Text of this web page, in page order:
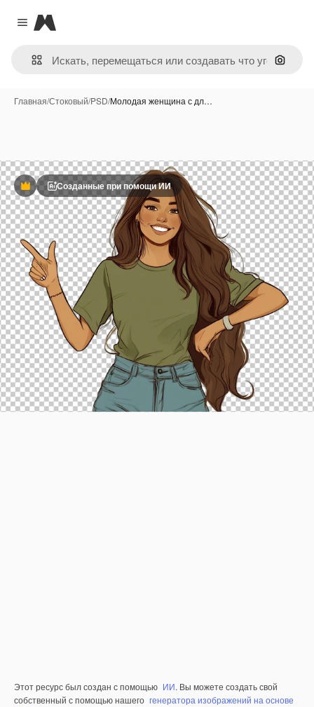
Close menu
Magnific
Поиск
Главная/Стоковый/PSD/Молодая женщина с дл…
ПремиумСозданные при помощи ИИ
Этот ресурс был создан с помощью ИИ. Вы можете создать свой
собственный с помощью нашего генератора изображений на основе